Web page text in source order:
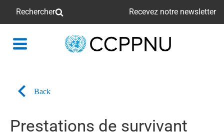
Rechercher Recevez notre newsletter
retour
Back
Prestations de survivant